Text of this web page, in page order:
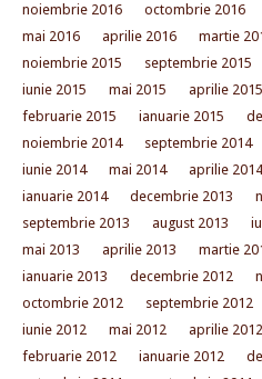
noiembrie 2016
octombrie 2016
mai 2016
aprilie 2016 martie
noiembrie 2015
septembrie 2015
iunie 2015
mai 2015 aprilie 2015
februarie 2015
ianuarie 2015
noiembrie 2014
septembrie 2014
iunie 2014
mai 2014 aprilie 2014
ianuarie 2014
decembrie 2013
septembrie 2013
august 2013
mai 2013
aprilie 2013 martie
ianuarie 2013
decembrie 2012
octombrie 2012
septembrie 2012
iunie 2012
mai 2012 aprilie 2012
februarie 2012
ianuarie 2012